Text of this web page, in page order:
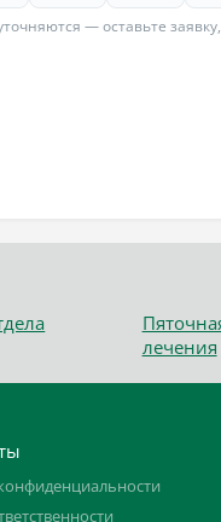
— оставьте
лечения